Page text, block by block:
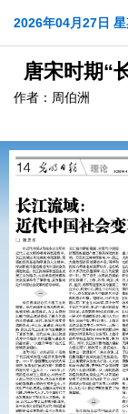
2026年04月27日
唐宋时期“
作者：周伯洲